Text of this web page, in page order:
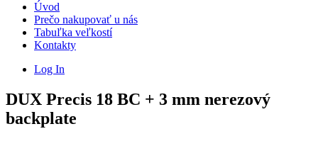
Úvod
Prečo nakupovať u nás
Tabuľka veľkostí
Kontakty
Log In
DUX Precis 18 BC + 3 mm nerezový
backplate